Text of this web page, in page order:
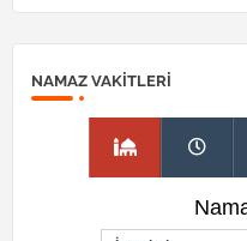
NAMAZ VAKITLERI